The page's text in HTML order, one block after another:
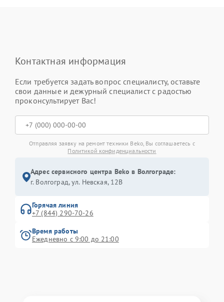
Контактная информация
Если требуется задать вопрос специалисту, оставьте
свои данные и дежурный специалист с радостью
проконсультирует Вас!
Отправляя заявку на ремонт техники Beko, Вы соглашаетесь с
Политикой конфиденциальности
Адрес сервисного центра Beko в Волгограде:
г. Волгоград, ул. Невская, 12В
Горячая линия
+7 (844) 290-70-26
Время работы
Ежедневно с 9:00 до 21:00